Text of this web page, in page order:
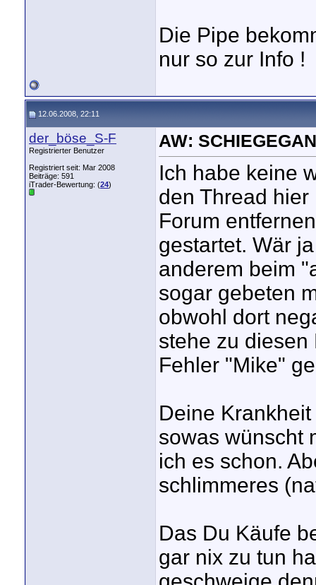
Die Pipe
nur so zur Info !
12.06.2008, 22:11
der_böse_S-F
Registrierter Benutzer
Registriert seit: Mar 2008
Beiträge: 591
iTrader-Bewertung: (24)
AW:
Ich habe keine
den Thread
Forum
gestartet. Wär
anderem beim
sogar gebeten
obwohl dort
stehe zu
Fehler "Mike"
Deine
sowas wünscht
ich es schon.
schlimmeres
Das Du Käufe
gar nix zu tun